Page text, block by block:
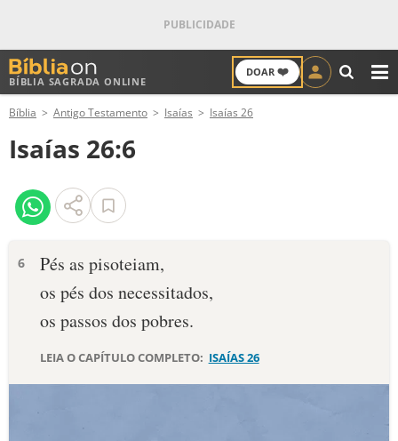
BÍBLIA SAGRADA ONLINE
DOAR ❤️
ANTIGO TESTAMENTO
NOVO TESTAMENTO
VERSÍCULOS
PALAVRA DO DIA
DEVOCIONAL DIÁRIO
Bíblia Antigo Testamento Isaías Isaías 26
Isaías 26:6
6
Pés as pisoteiam,
os pés dos necessitados,
os passos dos pobres.
LEIA O CAPÍTULO COMPLETO: ISAÍAS 26